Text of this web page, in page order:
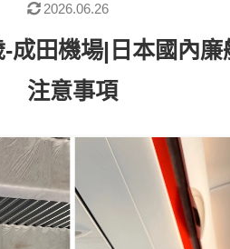
-成田機場|日本國內
注意事項
2026.06.26